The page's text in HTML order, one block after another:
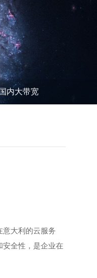
国内大带宽
意大利的云服务
安全性，是企业在